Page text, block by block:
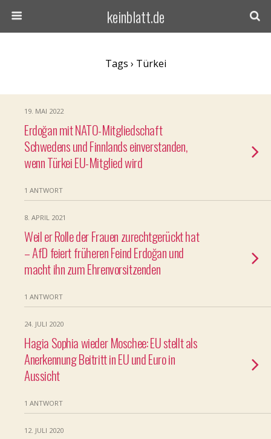
keinblatt.de
Tags › Türkei
19. MAI 2022
Erdoğan mit NATO-Mitgliedschaft
Schwedens und Finnlands einverstanden,
wenn Türkei EU-Mitglied wird
1 ANTWORT
8. APRIL 2021
Weil er Rolle der Frauen zurechtgerückt hat
– AfD feiert früheren Feind Erdoğan und
macht ihn zum Ehrenvorsitzenden
1 ANTWORT
24. JULI 2020
Hagia Sophia wieder Moschee: EU stellt als
Anerkennung Beitritt in EU und Euro in
Aussicht
1 ANTWORT
12. JULI 2020